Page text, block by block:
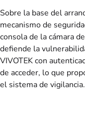
Sobre la base del
mecanismo de
consola de la cámara
defiende la
VIVOTEK con
de acceder, lo que
el sistema de vigilancia.